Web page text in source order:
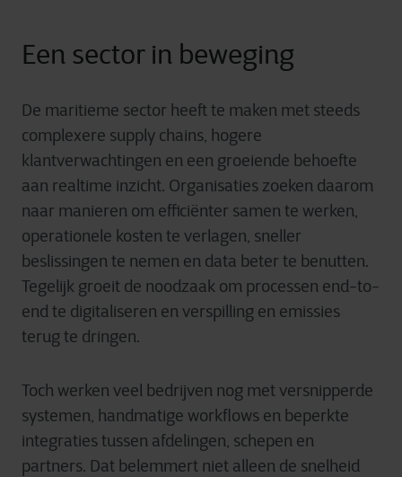
Een sector in beweging
De maritieme sector heeft te maken met steeds
complexere supply chains, hogere
klantverwachtingen en een groeiende behoefte
aan realtime inzicht. Organisaties zoeken daarom
naar manieren om efficiënter samen te werken,
operationele kosten te verlagen, sneller
beslissingen te nemen en data beter te benutten.
Tegelijk groeit de noodzaak om processen end-to-
end te digitaliseren en verspilling en emissies
terug te dringen.
Toch werken veel bedrijven nog met versnipperde
systemen, handmatige workflows en beperkte
integraties tussen afdelingen, schepen en
partners. Dat belemmert niet alleen de snelheid